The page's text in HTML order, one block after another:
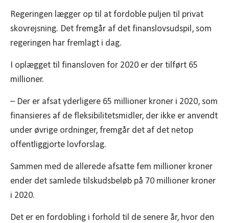
Regeringen lægger op til at fordoble puljen til privat
skovrejsning. Det fremgår af det finanslovsudspil, som
regeringen har fremlagt i dag.
I oplægget til finansloven for 2020 er der tilført 65
millioner.
– Der er afsat yderligere 65 millioner kroner i 2020, som
finansieres af de fleksibilitetsmidler, der ikke er anvendt
under øvrige ordninger, fremgår det af det netop
offentliggjorte lovforslag.
Sammen med de allerede afsatte fem millioner kroner
ender det samlede tilskudsbeløb på 70 millioner kroner
i 2020.
Det er en fordobling i forhold til de senere år, hvor den